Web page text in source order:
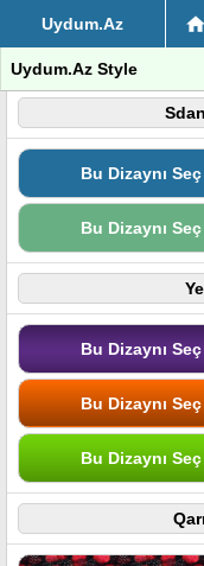
Uydum.Az
Uydum.Az Style
Bu Dizaynı Seç
Bu Dizaynı Seç
Bu Dizaynı Seç
Bu Dizaynı Seç
Bu Dizaynı Seç